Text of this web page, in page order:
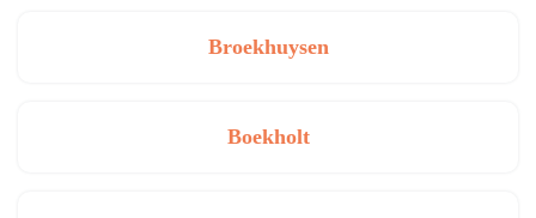
Broekhuysen
Boekholt